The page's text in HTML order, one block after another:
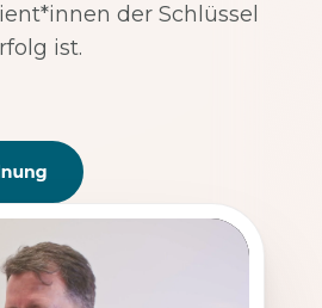
der Schlüssel
ist.